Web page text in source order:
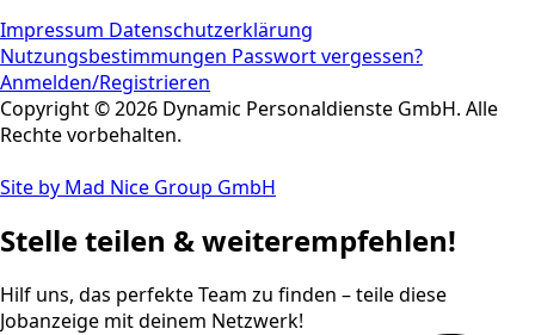
Impressum Datenschutzerklärung
Nutzungsbestimmungen Passwort vergessen?
Anmelden/Registrieren
Copyright © 2026 Dynamic Personaldienste GmbH. Alle
Rechte vorbehalten.
Site by Mad Nice Group GmbH
Stelle teilen & weiterempfehlen!
Hilf uns, das perfekte Team zu finden – teile diese
Jobanzeige mit deinem Netzwerk!